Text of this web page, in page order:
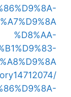
%D8%AA-